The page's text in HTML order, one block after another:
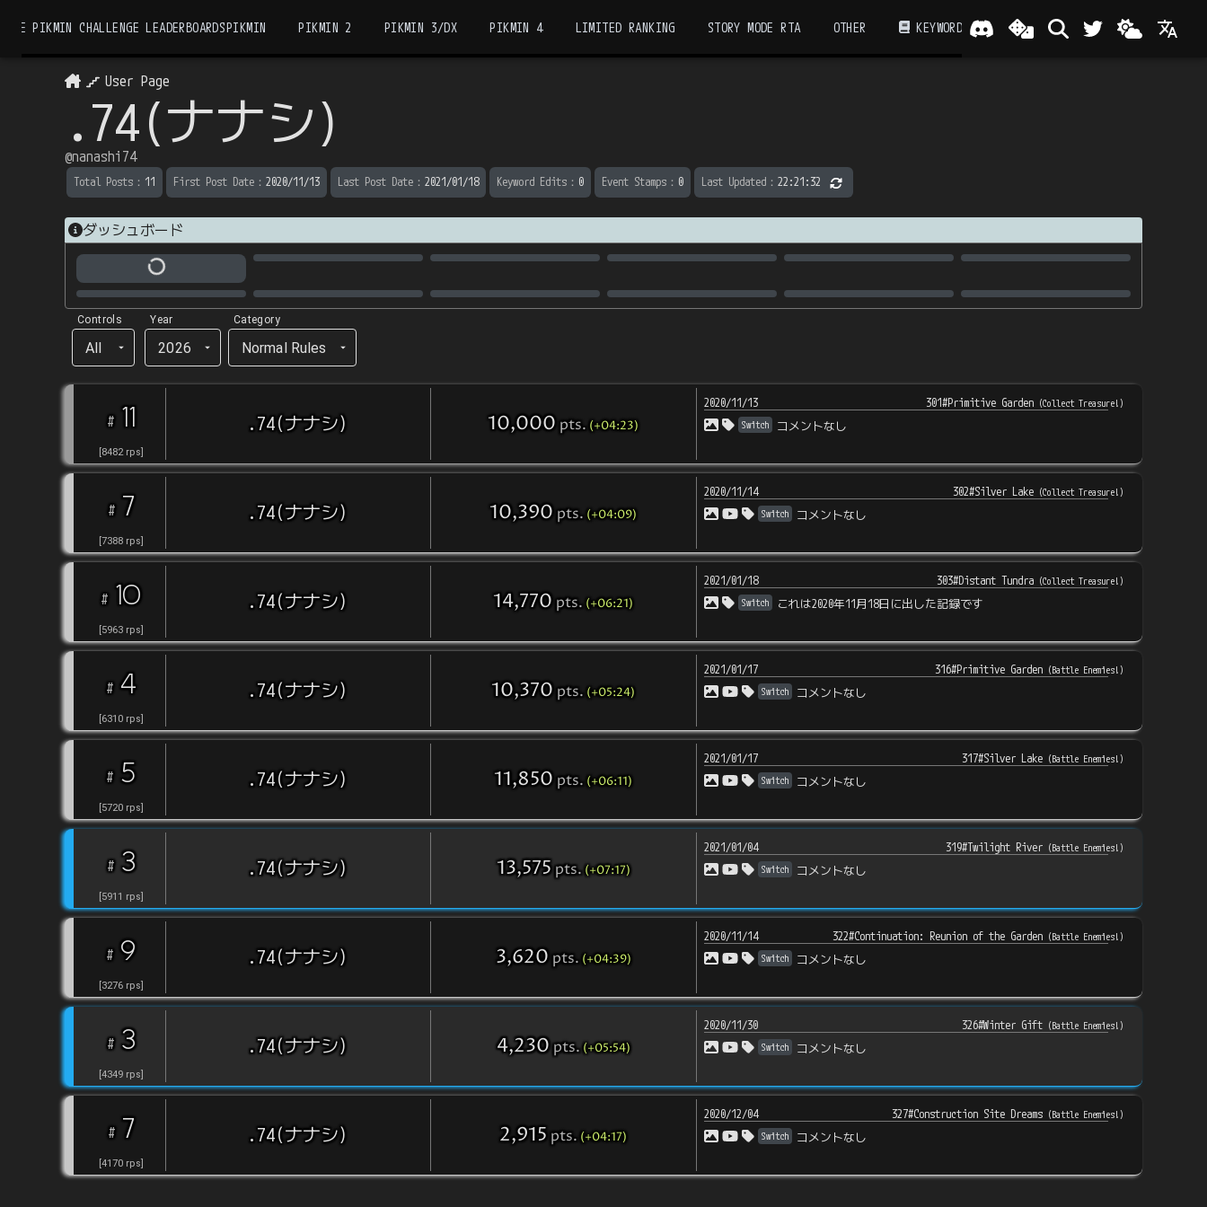
THE PIKMIN CHALLENGE LEADERBOARDSPIKMIN PIKMIN 2 PIKMIN 3/DX PIKMIN 4 LIMITED RANKING STORY MODE RTA OTHER KEYWORD
User Page
.74(ナナシ)
@nanashi74
Total Posts ： 11 First Post Date ： 2020/11/13 Last Post Date ： 2021/01/18 Keyword Edits ： 0 Event Stamps ： 0 Last Updated ： 22:21:32
ダッシュボード
Controls
All
Year
2026
Category
Normal Rules
# 11
[8482 rps]
.74(ナナシ) 10,000 pts. (+04:23)
2020/11/13 301#Primitive Garden (Collect Treasure!)
Switch
コメントなし
# 7
[7388 rps]
.74(ナナシ) 10,390 pts. (+04:09)
2020/11/14 302#Silver Lake (Collect Treasure!)
Switch
コメントなし
# 10
[5963 rps]
.74(ナナシ) 14,770 pts. (+06:21)
2021/01/18 303#Distant Tundra (Collect Treasure!)
Switch
これは2020年11月18日に出した記録です
# 4
[6310 rps]
.74(ナナシ) 10,370 pts. (+05:24)
2021/01/17 316#Primitive Garden (Battle Enemies!)
Switch
コメントなし
# 5
[5720 rps]
.74(ナナシ) 11,850 pts. (+06:11)
2021/01/17 317#Silver Lake (Battle Enemies!)
Switch
コメントなし
# 3
[5911 rps]
.74(ナナシ) 13,575pts. (+07:17)
2021/01/04 319#Twilight River (Battle Enemies!)
Switch
コメントなし
# 9
[3276 rps]
.74(ナナシ) 3,620 pts. (+04:39)
2020/11/14 322#Continuation: Reunion of the Garden (Battle Enemies!)
Switch
コメントなし
# 3
[4349 rps]
.74(ナナシ) 4,230pts. (+05:54)
2020/11/30 326#Winter Gift (Battle Enemies!)
Switch
コメントなし
# 7
[4170 rps]
.74(ナナシ) 2,915 pts. (+04:17)
2020/12/04 327#Construction Site Dreams (Battle Enemies!)
Switch
コメントなし